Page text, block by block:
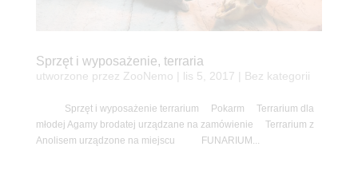
Sprzęt i wyposażenie, terraria
utworzone przez ZooNemo lis 5, 2017 | Bez kategorii
Sprzęt i wyposażenie terrarium Pokarm Terrarium dla
młodej Agamy brodatej urządzane na zamówienie Terrarium z
Anolisem urządzone na miejscu FUNARIUM...